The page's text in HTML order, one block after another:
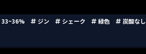
33~36% ジン シェーク 緑色 炭酸なし